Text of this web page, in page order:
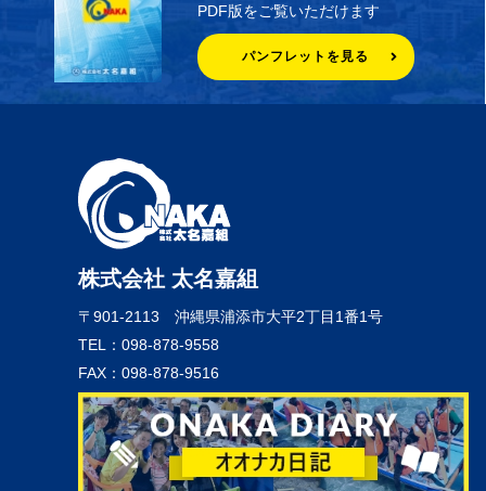
PDF版をご覧いただけます
パンフレットを見る
株式会社 太名嘉組
〒901-2113 沖縄県浦添市大平2丁目1番1号
TEL：098-878-9558
FAX：098-878-9516